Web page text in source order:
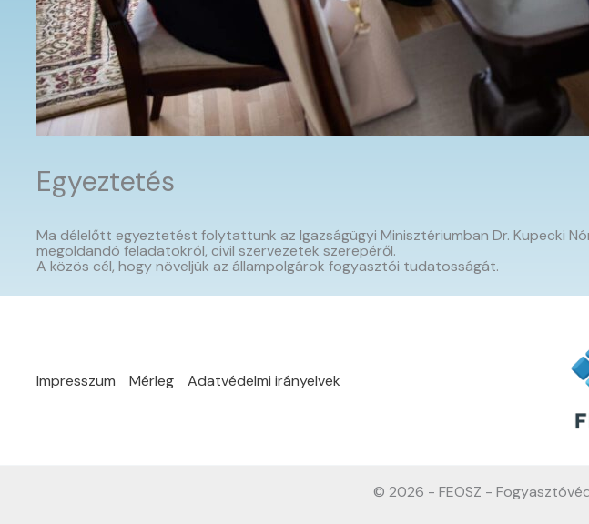
Egyeztetés
Ma délelőtt egyeztetést folytattunk az Igazságügyi Minisztériumban Dr. Kupecki
megoldandó feladatokról, civil szervezetek szerepéről.
A közös cél, hogy növeljük az állampolgárok fogyasztói tudatosságát.
Impresszum Mérleg Adatvédelmi irányelvek
© 2026 - FEOSZ -